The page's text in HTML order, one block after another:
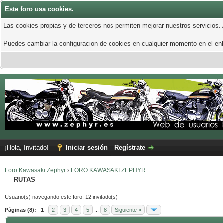
Este foro usa cookies.
Las cookies propias y de terceros nos permiten mejorar nuestros
Puedes cambiar la configuracion de cookies en cualquier momento en el
¡Hola, Invitado! Iniciar sesión Regístrate
Foro Kawasaki Zephyr › FORO KAWASAKI ZEPHYR
RUTAS
Usuario(s) navegando este foro: 12 invitado(s)
Páginas (8): 1 2 3 4 5 8 Siguiente »